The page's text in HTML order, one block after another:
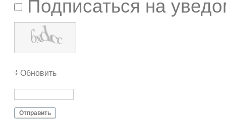
Подписаться на
Обновить
Отправить